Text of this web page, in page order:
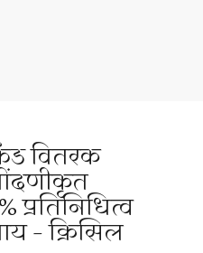
वितरक
– क्रिसिल